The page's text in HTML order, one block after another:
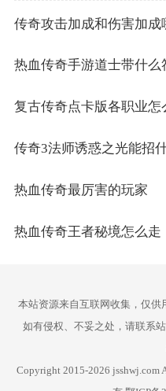
传奇攻击加成和伤害加成
热血传奇手游道士带什么
复古传奇点卡版各职业怎
传奇3法师诱惑之光能招
热血传奇最厉害的玩家
热血传奇王者秘境怎么走
本站资源来自互联网收集，仅供
如有侵权、不妥之处，请联系
Copyright 2015-2026 jsshwj.com